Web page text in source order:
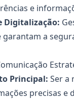
e
Digitalização:
a
Principal: Ser a
precisas e